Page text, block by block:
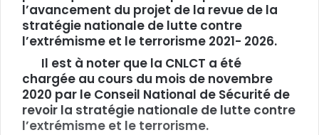
l’avancement du projet de la revue de la
stratégie nationale de lutte contre
l’extrémisme et le terrorisme 2021- 2026.
Il est à noter que la CNLCT a été
chargée au cours du mois de novembre
2020 par le Conseil National de Sécurité de
revoir la stratégie nationale de lutte contre
l’extrémisme et le terrorisme.